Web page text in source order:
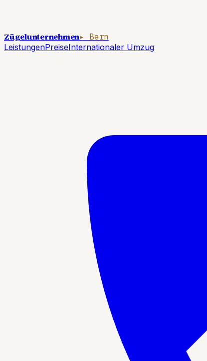
Zügelunternehmen▸ Bern
LeistungenPreiseInternationaler Umzug